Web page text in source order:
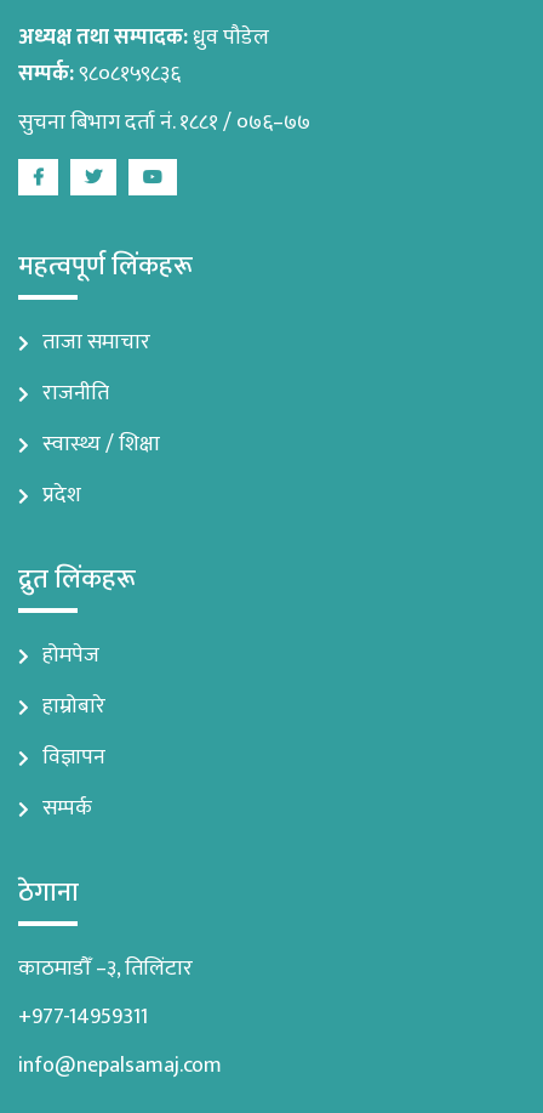
अध्यक्ष तथा सम्पादक:ध्रुव पौडेल
सम्पर्क:९८०८१५९८३६
सुचना बिभाग दर्ता नं. १८८१ / ०७६–७७
FacebookTwitterYoutube
महत्वपूर्ण लिंकहरू
ताजा समाचार
राजनीति
स्वास्थ्य / शिक्षा
प्रदेश
द्रुत लिंकहरू
होमपेज
हाम्रोबारे
विज्ञापन
सम्पर्क
ठेगाना
काठमाडौँ –३, तिलिंटार
+977-14959311
info@nepalsamaj.com